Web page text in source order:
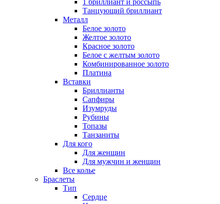
1 бриллиант и россыпь
Танцующий бриллиант
Металл
Белое золото
Желтое золото
Красное золото
Белое с желтым золото
Комбинированное золото
Платина
Вставки
Бриллианты
Сапфиры
Изумруды
Рубины
Топазы
Танзаниты
Для кого
Для женщин
Для мужчин и женщин
Все колье
Браслеты
Тип
Сердце